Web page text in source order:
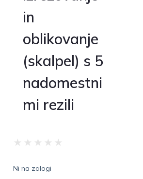
in
oblikovanje
(skalpel) s 5
nadomestni
mi rezili
★ ★ ★ ★ ★
Ni na zalogi